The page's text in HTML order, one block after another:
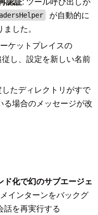
が自動的に
した。
ケットプレイスの
し、設定を新しい名前
したディレクトリがすで
場合のメッセージが改
化で幻のサブエージェ
インターンをバックグ
話を再実行する